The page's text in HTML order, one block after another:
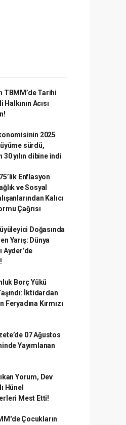
TBMM’de Tarihi
Halkının Acısı
2025
sürdü,
30 yılın dibine indi
Enflasyon
ve Sosyal
Kalıcı
Çağrısı
Doğasında
Yarış: Dünya
Ayder’de
Borç Yükü
İktidardan
Feryadına Kırmızı
07 Ağustos
Yayımlanan
Yorum, Dev
Hünel
Mest Etti!
Çocukların